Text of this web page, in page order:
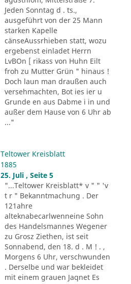
Jeden Sonntag d . ts.,
ausgeführt von der 25 Mann
starken Kapelle
cänseAussrhieben statt, wozu
ergebenst einladet Herrn
LvBOn [ rikass von Huhn Eilt
froh zu Mutter Grün " hinaus !
Doch laun man draußen auch
versehmachten, Bot ies ier u
Grunde en aus Dabme i in und
außer dem Hause von 6 Uhr ab
..."
Teltower Kreisblatt
1885
25. Juli , Seite 5
"...Teltower Kreisblatt* v " " 'v
t r " Bekanntmachung . Der
121ahre
alteknabecarlwenneine Sohn
des Handelsmannes Wegener
zu Grosz Ziethen, ist seit
Sonnabend, den 18. d . M ! . ,
Morgens 6 Uhr, verschwunden
. Derselbe und war bekleidet
mit einem grauen Jaqnet Es